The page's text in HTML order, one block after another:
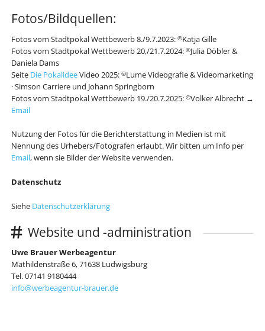
Fotos/Bildquellen:
Fotos vom Stadtpokal Wettbewerb 8./9.7.2023: ©Katja Gille
Fotos vom Stadtpokal Wettbewerb 20,/21.7.2024: ©Julia Döbler &
Daniela Dams
Seite Die PokalideeVideo 2025: ©Lume Videografie & Videomarketing
· Simson Carriere und Johann Springborn
Fotos vom Stadtpokal Wettbewerb 19./20.7.2025: ©Volker Albrecht →
Email
Nutzung der Fotos für die Berichterstattung in Medien ist mit
Nennung des Urhebers/Fotografen erlaubt. Wir bitten um Info per
Email, wenn sie Bilder der Website verwenden.
Datenschutz
Siehe Datenschutzerklärung
Website und -administration
Uwe Brauer Werbeagentur
Mathildenstraße 6, 71638 Ludwigsburg
Tel. 07141 9180444
info@werbeagentur-brauer.de